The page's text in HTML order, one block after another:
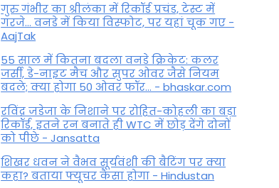
गुरु गंभीर का श्रीलंका में र‍िकॉर्ड प्रचंड, टेस्ट में
गरजे... वनडे में किया व‍िस्फोट, पर यहां चूक गए -
AajTak
55 साल में कितना बदला वनडे क्रिकेट: कलर
जर्सी, डे-नाइट मैच और सुपर ओवर जैसे नियम
बदले; क्या होगा 50 ओवर फॉर... - bhaskar.com
रविंद्र जडेजा के निशाने पर रोहित-कोहली का बड़ा
रिकॉर्ड, इतने रन बनाते ही WTC में छोड़ देंगे दोनों
को पीछे - Jansatta
शिखर धवन ने वैभव सूर्यवंशी की बैटिंग पर क्या
कहा? बताया फ्यूचर कैसा होगा - Hindustan